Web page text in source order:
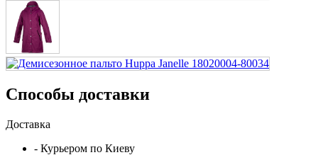
Способы доставки
Доставка
- Курьером по Киеву